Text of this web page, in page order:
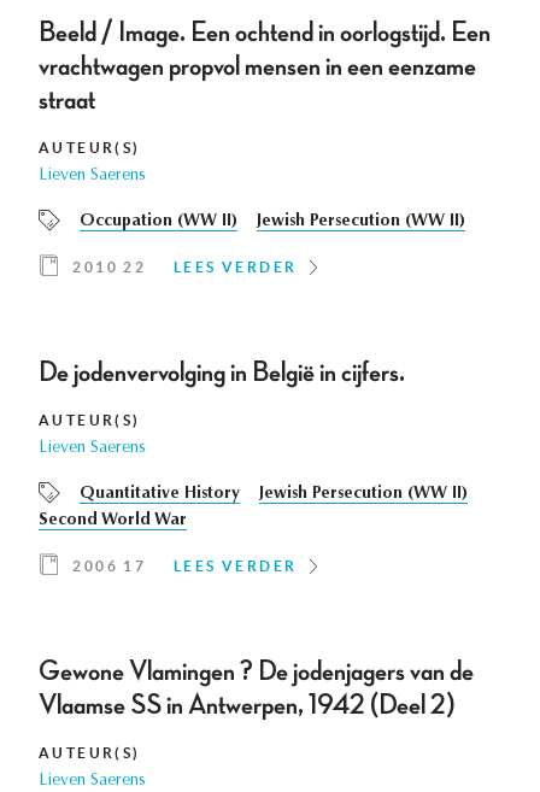
Beeld / Image. Een ochtend in oorlogstijd. Een
vrachtwagen propvol mensen in een eenzame
straat
AUTEUR(S)
Lieven Saerens
Occupation (WW II) Jewish Persecution (WW II)
2010 22 LEES VERDER
De jodenvervolging in België in cijfers.
AUTEUR(S)
Lieven Saerens
Quantitative History
Jewish Persecution (WW II)
Second World War
2006 17 LEES VERDER
Gewone Vlamingen ? De jodenjagers van de
Vlaamse SS in Antwerpen, 1942 (Deel 2)
AUTEUR(S)
Lieven Saerens